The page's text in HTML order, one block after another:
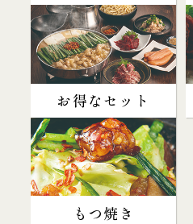
お得なセット
もつ焼き